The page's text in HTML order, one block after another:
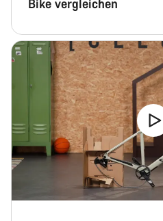
Bike vergleichen